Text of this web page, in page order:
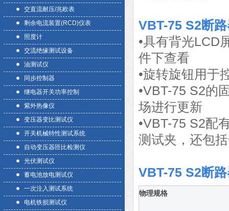
交直流耐压/兆欧表
剩余电流装置(RCD)仪表
照度计
交流绝缘测试设备
油测试仪
同步控制器
继电器开关功率控制
紫外热像仪
变压器变比测试仪
开关机械特性测试系统
自动变压器匝比检测仪
光伏测试仪
蓄电池放电测试仪
一次注入测试系统
电机铁损测试仪
VBT-75 S2断
•具有背光LCD
件下查看
•旋转旋钮用于
•VBT-75 S2的
场进行更新
•VBT-75 S2配
测试夹，还包
VBT-75 S2断
物理规格